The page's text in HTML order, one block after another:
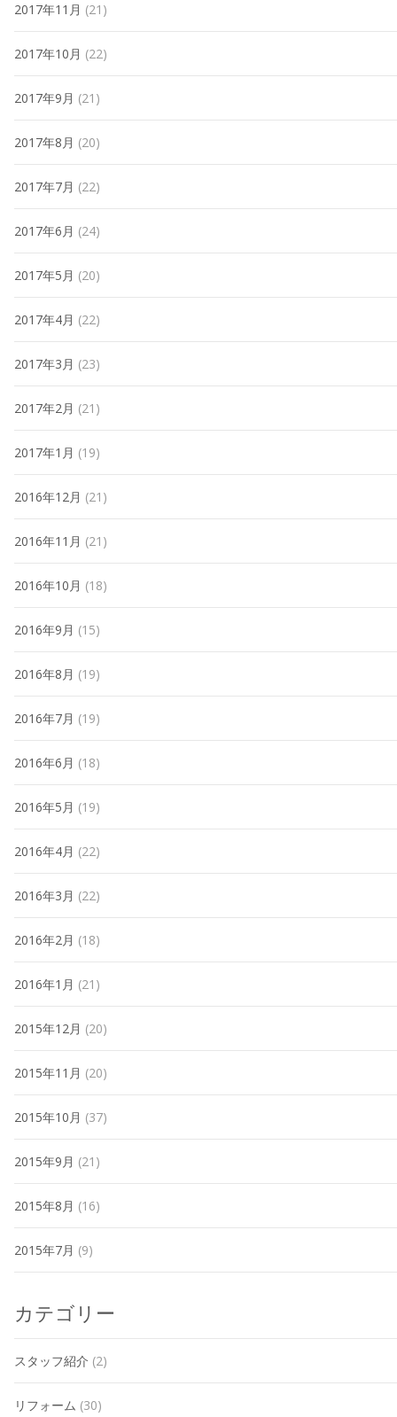
2017年11月 (21)
2017年10月 (22)
2017年9月 (21)
2017年8月 (20)
2017年7月 (22)
2017年6月 (24)
2017年5月 (20)
2017年4月 (22)
2017年3月 (23)
2017年2月 (21)
2017年1月 (19)
2016年12月 (21)
2016年11月 (21)
2016年10月 (18)
2016年9月 (15)
2016年8月 (19)
2016年7月 (19)
2016年6月 (18)
2016年5月 (19)
2016年4月 (22)
2016年3月 (22)
2016年2月 (18)
2016年1月 (21)
2015年12月 (20)
2015年11月 (20)
2015年10月 (37)
2015年9月 (21)
2015年8月 (16)
2015年7月 (9)
カテゴリー
スタッフ紹介 (2)
リフォーム (30)